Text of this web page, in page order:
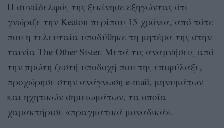
Η συνάδελφός της ξεκίνησε εξηγώντας ότι
γνώριζε την Keaton περίπου 15 χρόνια, από τότε
που η τελευταία υποδύθηκε τη μητέρα της στην
ταινία The Other Sister. Μετά τις αναμνήσεις από
την πρώτη ζεστή υποδοχή που της επιφύλαξε,
προχώρησε στην ανάγνωση e-mail, μηνυμάτων
και ηχητικών σημειωμάτων, τα οποία
χαρακτήρισε «πραγματικά μοναδικά».